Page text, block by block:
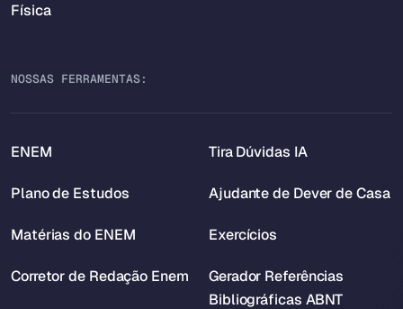
Física
NOSSAS FERRAMENTAS:
ENEM
Plano de Estudos
Matérias do ENEM
Corretor de Redação Enem
Tira Dúvidas IA
Ajudante de Dever de Casa
Exercícios
Gerador Referências
Bibliográficas ABNT